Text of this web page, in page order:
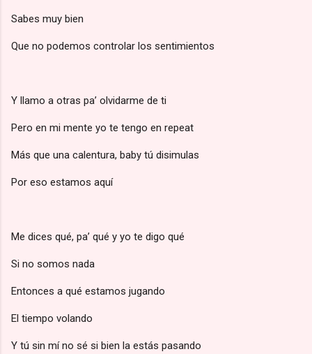
Sabes muy bien
Que no podemos controlar los sentimientos
Y llamo a otras pa’ olvidarme de ti
Pero en mi mente yo te tengo en repeat
Más que una calentura, baby tú disimulas
Por eso estamos aquí
Me dices qué, pa’ qué y yo te digo qué
Si no somos nada
Entonces a qué estamos jugando
El tiempo volando
Y tú sin mí no sé si bien la estás pasando